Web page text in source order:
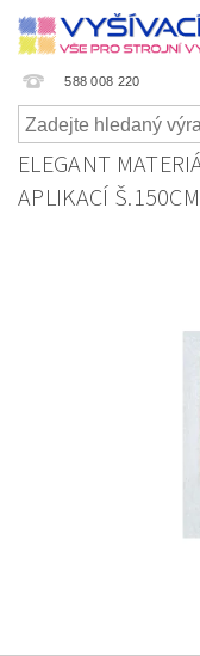
588 008 220
ELEGANT
APLIKACÍ